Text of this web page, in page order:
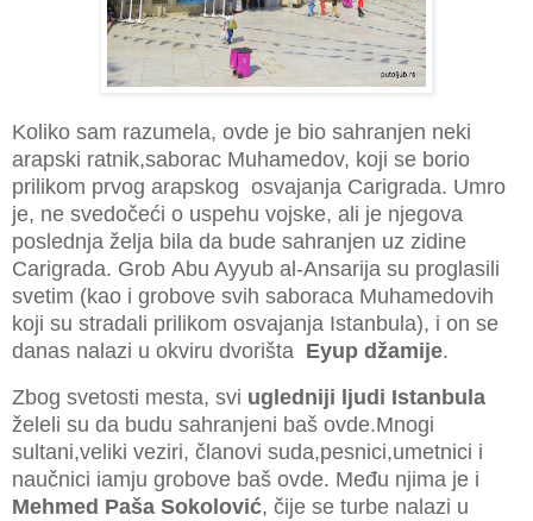
Koliko sam razumela, ovde je bio sahranjen neki
arapski ratnik,saborac Muhamedov, koji se borio
prilikom prvog arapskog osvajanja Carigrada. Umro
je, ne svedočeći o uspehu vojske, ali je njegova
poslednja želja bila da bude sahranjen uz zidine
Carigrada. Grob Abu Ayyub al-Ansarija su proglasili
svetim (kao i grobove svih saboraca Muhamedovih
koji su stradali prilikom osvajanja Istanbula), i on se
danas nalazi u okviru dvorišta Eyup džamije.
Zbog svetosti mesta, svi ugledniji ljudi Istanbula
želeli su da budu sahranjeni baš ovde.Mnogi
sultani,veliki veziri, članovi suda,pesnici,umetnici i
naučnici iamju grobove baš ovde. Među njima je i
Mehmed Paša Sokolović, čije se turbe nalazi u